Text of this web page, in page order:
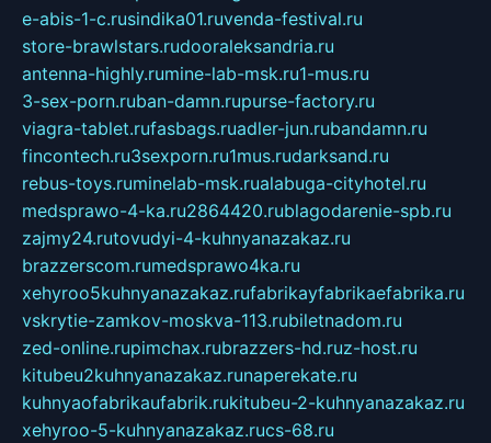
e-abis-1-c.rusindika01.ruvenda-festival.ru
store-brawlstars.rudooraleksandria.ru
antenna-highly.rumine-lab-msk.ru1-mus.ru
3-sex-porn.ruban-damn.rupurse-factory.ru
viagra-tablet.rufasbags.ruadler-jun.rubandamn.ru
fincontech.ru3sexporn.ru1mus.rudarksand.ru
rebus-toys.ruminelab-msk.rualabuga-cityhotel.ru
medsprawo-4-ka.ru2864420.rublagodarenie-spb.ru
zajmy24.rutovudyi-4-kuhnyanazakaz.ru
brazzerscom.rumedsprawo4ka.ru
xehyroo5kuhnyanazakaz.rufabrikayfabrikaefabrika.ru
vskrytie-zamkov-moskva-113.rubiletnadom.ru
zed-online.rupimchax.rubrazzers-hd.ruz-host.ru
kitubeu2kuhnyanazakaz.runaperekate.ru
kuhnyaofabrikaufabrik.rukitubeu-2-kuhnyanazakaz.ru
xehyroo-5-kuhnyanazakaz.rucs-68.ru